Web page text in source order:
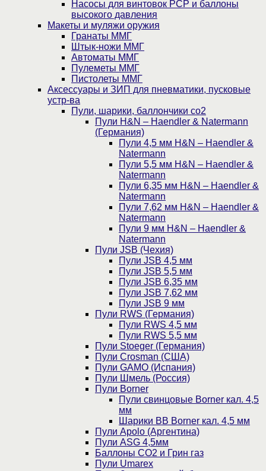
Насосы для винтовок PCP и баллоны
высокого давления
Макеты и муляжи оружия
Гранаты ММГ
Штык-ножи ММГ
Автоматы ММГ
Пулеметы ММГ
Пистолеты ММГ
Аксессуары и ЗИП для пневматики, пусковые
устр-ва
Пули, шарики, баллончики со2
Пули H&N – Haendler & Natermann
(Германия)
Пули 4,5 мм H&N – Haendler &
Natermann
Пули 5,5 мм H&N – Haendler &
Natermann
Пули 6,35 мм H&N – Haendler &
Natermann
Пули 7,62 мм H&N – Haendler &
Natermann
Пули 9 мм H&N – Haendler &
Natermann
Пули JSB (Чехия)
Пули JSB 4,5 мм
Пули JSB 5,5 мм
Пули JSB 6,35 мм
Пули JSB 7,62 мм
Пули JSB 9 мм
Пули RWS (Германия)
Пули RWS 4,5 мм
Пули RWS 5,5 мм
Пули Stoeger (Германия)
Пули Crosman (США)
Пули GAMO (Испания)
Пули Шмель (Россия)
Пули Borner
Пули свинцовые Borner кал. 4,5
мм
Шарики BB Borner кал. 4,5 мм
Пули Apolo (Аргентина)
Пули ASG 4,5мм
Баллоны CO2 и Грин газ
Пули Umarex